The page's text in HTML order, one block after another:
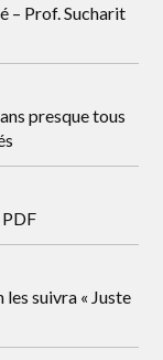
– Prof. Sucharit
presque tous
PDF
les suivra « Juste